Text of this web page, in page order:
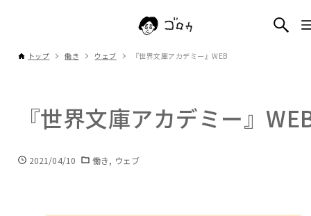
トップ 働き ウェブ 『世界文庫アカデミー』WEB
『世界文庫アカデミー』
2021/04/10 働き ウェブ